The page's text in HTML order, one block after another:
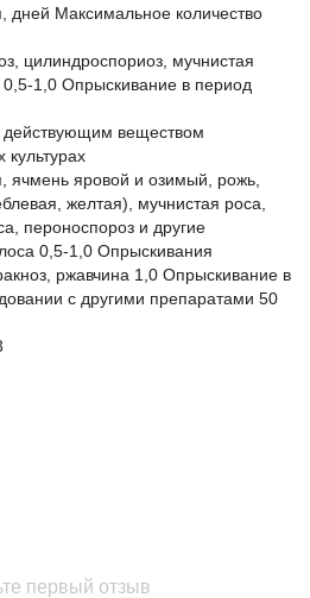
дней Максимальное количество
цилиндроспориоз, мучнистая
1,0 Опрыскивание в период
веществом
ячмень яровой и озимый, рожь,
желтая), мучнистая роса,
пероноспороз и другие
0,5-1,0 Опрыскивания
ржавчина 1,0 Опрыскивание в
с другими препаратами 50
первый отзыв